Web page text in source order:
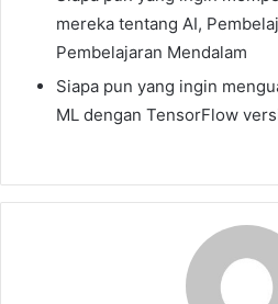
mereka tentang AI,
Pembelajaran Mendalam
Siapa pun yang ingin
ML dengan TensorFlow